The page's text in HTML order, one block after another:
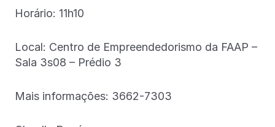
Horário: 11h10
Local: Centro de Empreendedorismo da FAAP –
Sala 3s08 – Prédio 3
Mais informações: 3662-7303